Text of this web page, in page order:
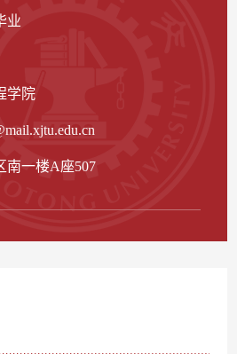
业
学院
南一楼A座507